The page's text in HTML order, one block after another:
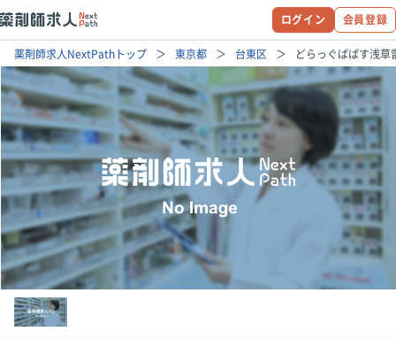
ログイン 会員登録
薬剤師求人NextPathトップ 東京都 台東区 どらっぐぱぱす浅草